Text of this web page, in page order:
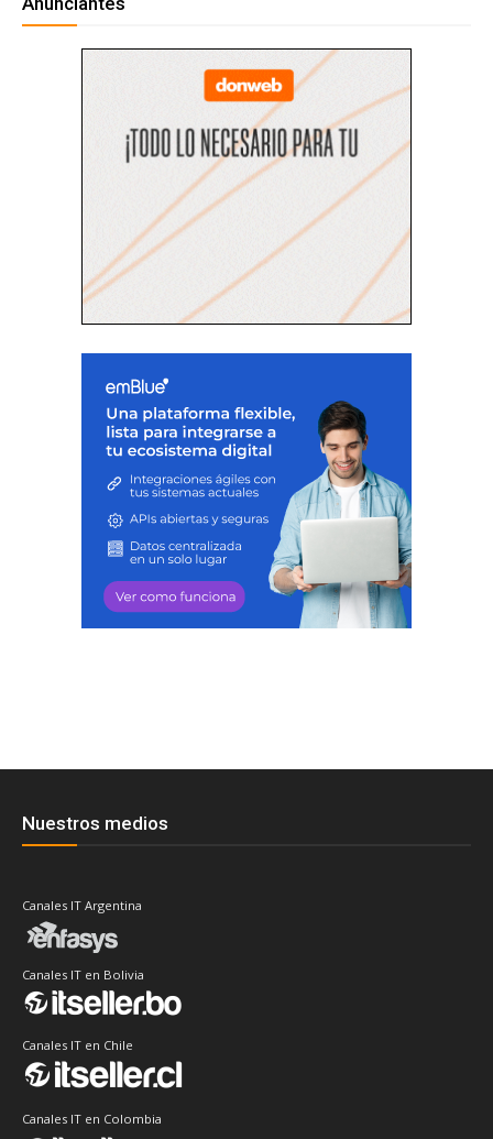
Nuestros medios
Canales IT Argentina
Canales IT en Bolivia
Canales IT en Chile
Canales IT en Colombia